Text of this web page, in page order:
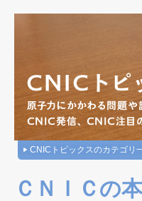
CNICトピックスのカテゴリ
ＣＮＩＣの